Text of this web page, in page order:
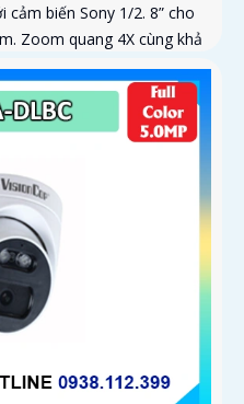
biến Sony 1/2. 8” cho
Zoom quang 4X cùng khả